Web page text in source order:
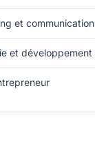
et communication
et développement